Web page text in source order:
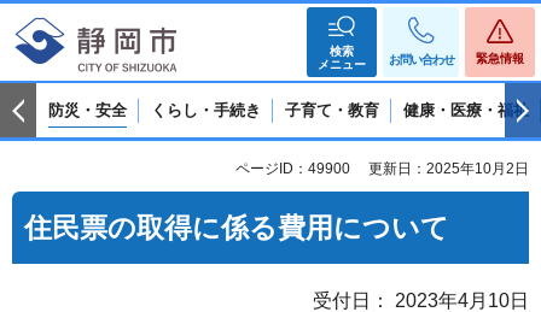
検索
メニュー
お問い合わせ 緊急情報
防災・安全 くらし・手続き 子育て・教育 健康・医療・福祉
ページID：49900 更新日：2025年10月2日
住民票の取得に係る費用について
受付日： 2023年4月10日